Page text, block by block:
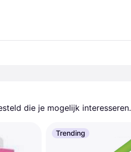
die je mogelijk interesseren.
Trending